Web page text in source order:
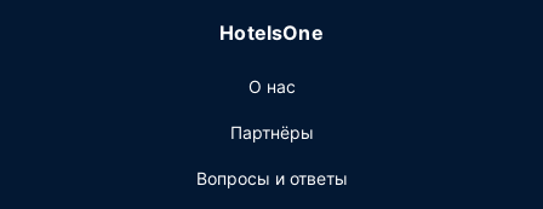
обслуживание номеров (по расписанию). К услугам
Проведите отличный вечер в баре/лаунже.
Для удобства гостей предоставляется следующее:
бизнес-центр, ускоренная регистрация при отъезде и
HotelsOne
О нас
Партнёры
Вопросы и ответы